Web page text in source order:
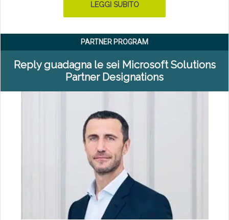
LEGGI SUBITO
PARTNER PROGRAM
Reply guadagna le sei Microsoft Solutions
Partner Designations